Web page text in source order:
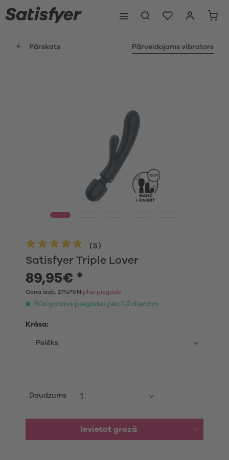
Pārskats Pārveidojams vibrators
Satisfyer Triple Lover
(5)
89,95€ *
Cena iesk. 21%PVN plus piegāde
Būs gatavs piegādei pēc 1-2 dienām
Krāsa:
Daudzums
Ievietot grozā